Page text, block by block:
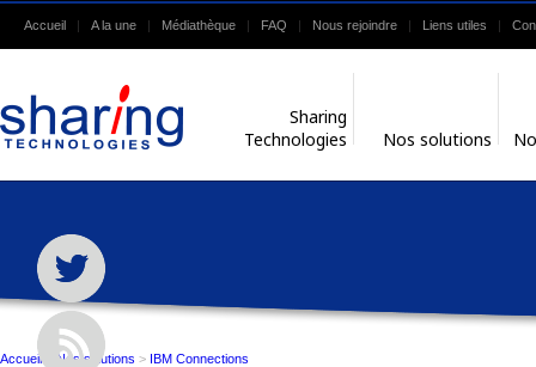
Accueil A la une Médiathèque FAQ Nous rejoindre Liens utiles
Sharing
Technologies
Nos solutions
Accueil Nos solutions > IBM Connections